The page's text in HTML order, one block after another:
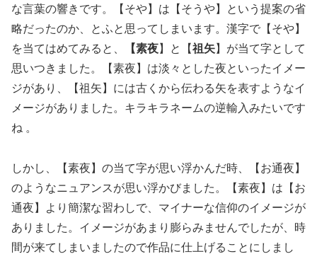
な言葉の響きです。【そや】は【そうや】という提案の省
略だったのか、とふと思ってしまいます。漢字で【そや】
を当てはめてみると、
【素夜】と【祖矢】が当て字として
思いつきました。【素夜】は淡々とした夜といったイメー
ジがあり、【祖矢】には古くから伝わる矢を表すようなイ
メージがありました。キラキラネームの逆輸入みたいです
ね 。
しかし、【素夜】の当て字が思い浮かんだ時、【お通夜】
のようなニュアンスが思い浮かびました。【素夜】は【お
通夜】より簡潔な習わしで、マイナーな信仰のイメージが
ありました。イメージがあまり膨らみませんでしたが、時
間が来てしまいましたので作品に仕上げることにしまし